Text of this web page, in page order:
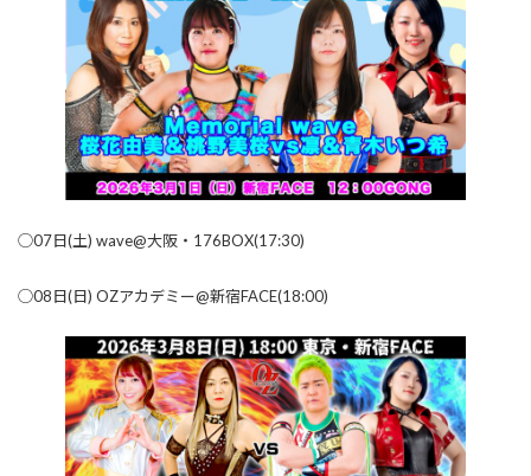
◯07日(土) wave@大阪・176BOX(17:30)
◯08日(日) OZアカデミー@新宿FACE(18:00)